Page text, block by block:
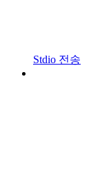
Stdio 전송